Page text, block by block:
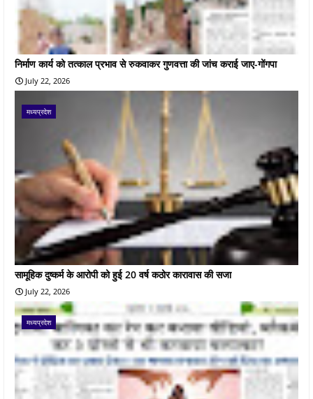
निर्माण कार्य को तत्काल प्रभाव से रुकवाकर गुणवत्ता की जांच कराई जाए-गोंगपा
July 22, 2026
मध्यप्रदेश
सामूहिक दुष्कर्म के आरोपी को हुई 20 वर्ष कठोर कारावास की सजा
July 22, 2026
मध्यप्रदेश